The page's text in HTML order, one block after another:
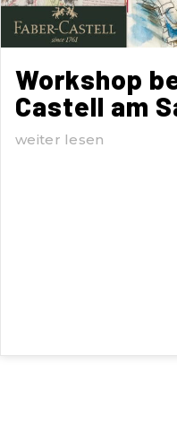
Workshop
Castell am
weiter lesen